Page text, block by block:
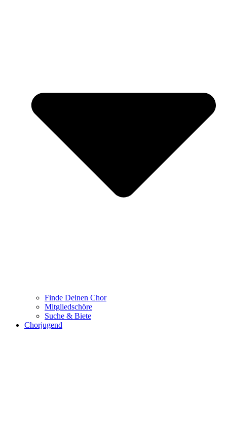
Finde Deinen Chor
Mitgliedschöre
Suche & Biete
Chorjugend